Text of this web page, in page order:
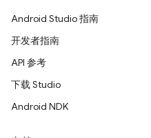
Android Studio 指南
开发者指南
API 参考
下载 Studio
Android NDK